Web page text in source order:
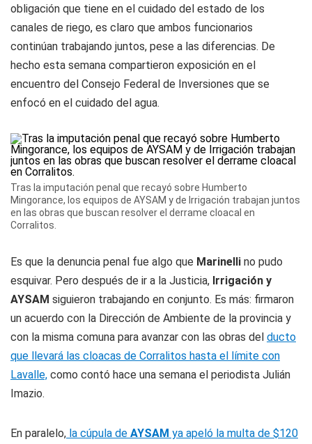
obligación que tiene en el cuidado del estado de los
canales de riego, es claro que ambos funcionarios
continúan trabajando juntos, pese a las diferencias. De
hecho esta semana compartieron exposición en el
encuentro del Consejo Federal de Inversiones que se
enfocó en el cuidado del agua.
Tras la imputación penal que recayó sobre Humberto
Mingorance, los equipos de AYSAM y de Irrigación trabajan juntos
en las obras que buscan resolver el derrame cloacal en
Corralitos.
Es que la denuncia penal fue algo que Marinelli no pudo
esquivar. Pero después de ir a la Justicia, Irrigación y
AYSAM siguieron trabajando en conjunto. Es más: firmaron
un acuerdo con la Dirección de Ambiente de la provincia y
con la misma comuna para avanzar con las obras del ducto
que llevará las cloacas de Corralitos hasta el límite con
Lavalle, como contó hace una semana el periodista Julián
Imazio.
En paralelo, la cúpula de AYSAM ya apeló la multa de $120